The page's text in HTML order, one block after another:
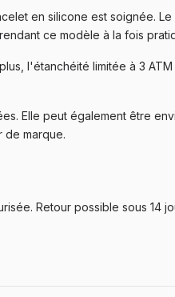
en silicone est soignée.
ce modèle à la fois
l'étanchéité limitée à 3
Elle peut également être
de marque.
Retour possible sous 14